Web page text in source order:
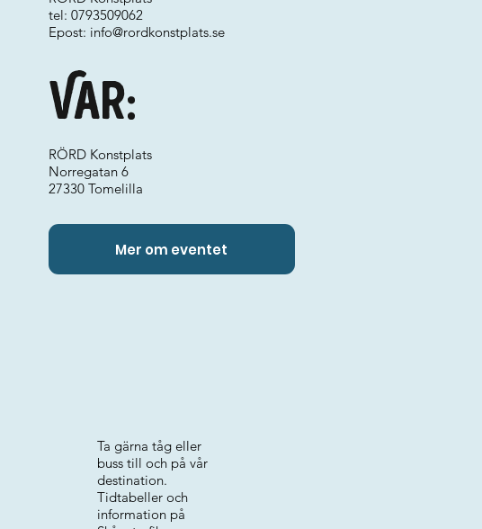
Var:
tel: 0793509062
Epost: info@rordkonstplats.se
RÖRD Konstplats
Norregatan 6
27330 Tomelilla
Mer om eventet
Ta gärna tåg eller
buss till och på vår
destination.
Tidtabeller och
information på